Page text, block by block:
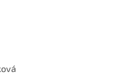
je 5 z 5 hvězdiček.